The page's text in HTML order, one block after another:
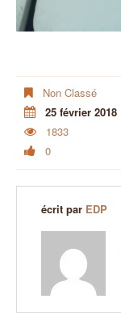
Non Classé
25 février 2018
1833
0
écrit par EDP